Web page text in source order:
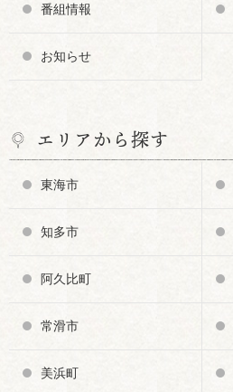
番組情報
お知らせ
エリアから探す
東海市
知多市
阿久比町
常滑市
美浜町